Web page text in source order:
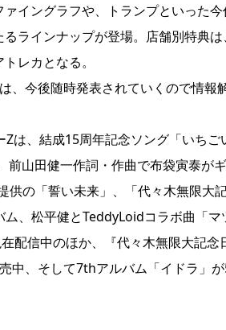
イングラフや、トランプといった
ラインナップが登場。店舗別特典
レカとなる。
今後随時発表されていくので情報
は、結成15周年記念ソング「いち
山田健一作詞・作曲で布袋寅泰が
の「誓い未来」、「代々木無限大
、松平健とTeddyLoidコラボ曲「
配信中のほか、『代々木無限大記
中、そして7thアルバム「イドラ」